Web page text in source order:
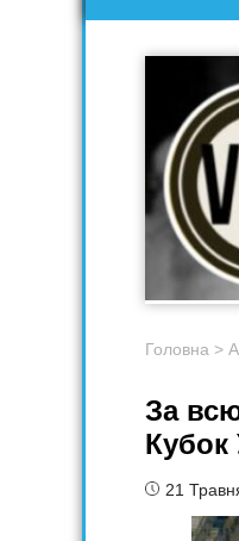
Головна >
За
Кубок
21